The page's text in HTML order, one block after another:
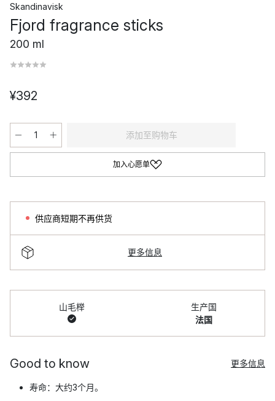
Skandinavisk
Fjord fragrance sticks
200 ml
¥392
添加至购物车
加入心愿单
供应商短期不再供货
更多信息
山毛榉
生产国
法国
Good to know 更多信息
寿命：大约3个月。